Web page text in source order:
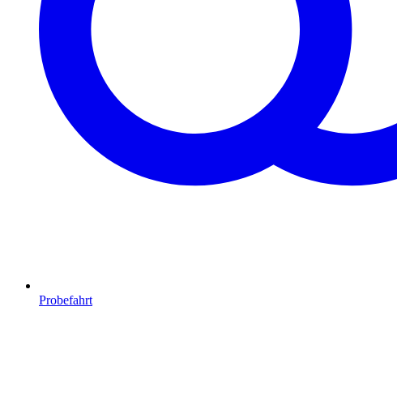
Probefahrt